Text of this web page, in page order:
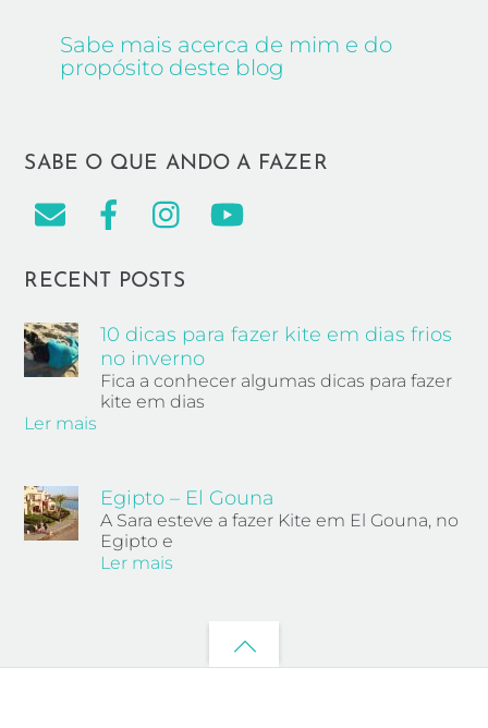
Sabe mais acerca de mim e do
propósito deste blog
SABE O QUE ANDO A FAZER
RECENT POSTS
10 dicas para fazer kite em dias frios
no inverno
Fica a conhecer algumas dicas para fazer
kite em dias
Ler mais
Egipto – El Gouna
A Sara esteve a fazer Kite em El Gouna, no
Egipto e
Ler mais
Back